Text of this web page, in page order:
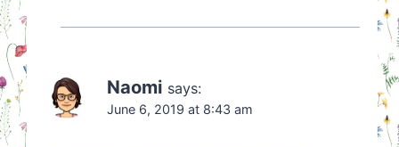
Naomi says:
June 6, 2019 at 8:43 am